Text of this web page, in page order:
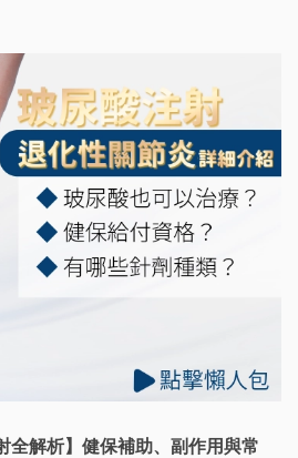
全解析】健保補助、副作用與常